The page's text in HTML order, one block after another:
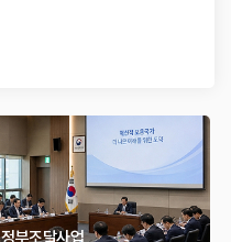
정부조달사업